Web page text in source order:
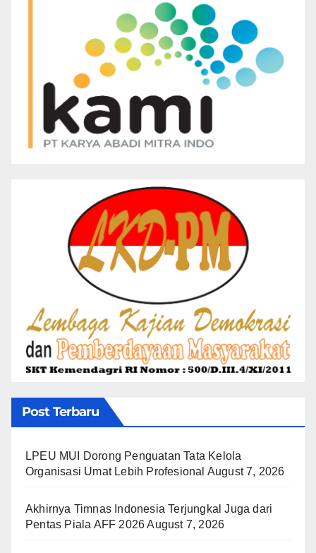
Post Terbaru
LPEU MUI Dorong Penguatan Tata Kelola
Organisasi Umat Lebih Profesional August 7, 2026
Akhirnya Timnas Indonesia Terjungkal Juga dari
Pentas Piala AFF 2026 August 7, 2026